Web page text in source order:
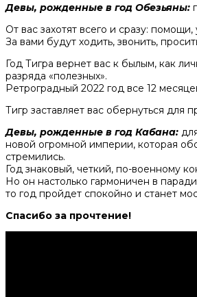
Девы, рожденные в год Обезьяны:
От вас захотят всего и сразу:
За вами будут ходить, звонить,
Год Тигра вернет вас к былым, как
разряда «полезных».
Ретроградный 2022 год все 12
Тигр заставляет вас обернуться
Девы, рожденные в год Кабана:
новой огромной империи, которая
стремились.
Год знаковый, четкий, по-военному
Но он настолько гармоничен в
то год пройдет спокойно и станет
Спасибо за прочтение!